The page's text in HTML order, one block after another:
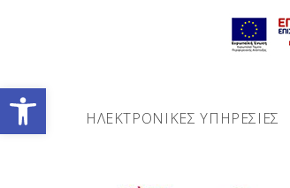
Ανοίξτε τη γραμμή εργαλείων
ΗΛΕΚΤΡΟΝΙΚΈΣ ΥΠΗΡΕΣΊΕΣ